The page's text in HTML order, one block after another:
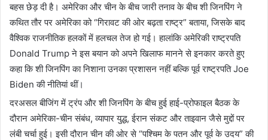
बहस छेड़ दी है। अमेरिका और चीन के बीच जारी तनाव के बीच शी जिनपिंग ने
कथित तौर पर अमेरिका को “गिरावट की ओर बढ़ता राष्ट्र” बताया, जिसके बाद
वैश्विक राजनीतिक हलकों में हलचल तेज हो गई। हालांकि अमेरिकी राष्ट्रपति
Donald Trumpने इस बयान को अपने खिलाफ मानने से इनकार करते हुए
कहा कि शी जिनपिंग का निशाना उनका प्रशासन नहीं बल्कि पूर्व राष्ट्रपतिJoe
Biden की नीतियां थीं।
दरअसल बीजिंग में ट्रंप और शी जिनपिंग के बीच हुई हाई-प्रोफाइल बैठक के
दौरान अमेरिका-चीन संबंध, व्यापार युद्ध, ईरान संकट और ताइवान जैसे मुद्दों पर
लंबी चर्चा हुई। इसी दौरान चीन की ओर से “पश्चिम के पतन और पूर्व के उदय” की